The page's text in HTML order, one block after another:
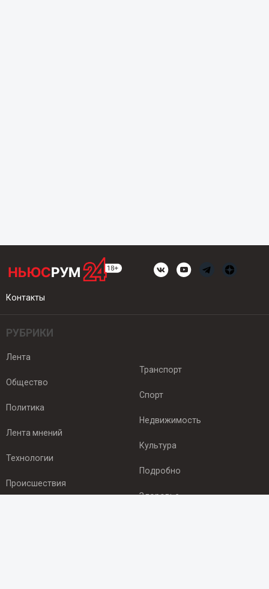
Контакты
РУБРИКИ
Лента
Общество
Политика
Лента мнений
Технологии
Происшествия
Транспорт
Спорт
Недвижимость
Культура
Подробно
Здоровье